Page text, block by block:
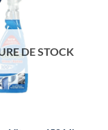
DE STOCK